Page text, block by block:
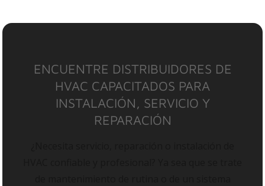
ENCUENTRE DISTRIBUIDORES DE
HVAC CAPACITADOS PARA
INSTALACIÓN, SERVICIO Y
REPARACIÓN